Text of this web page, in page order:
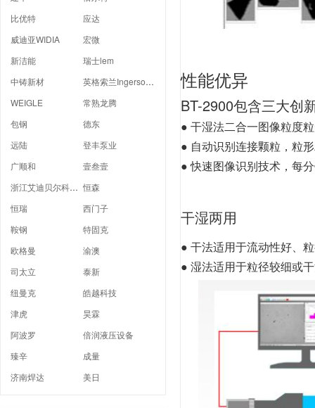
比优特
应达
威迪亚WIDIA
宏微
新洁能
瑞士lem
中铸新材
英格索兰Ingersoll Rand
WEIGLE
常熟龙腾
包钢
德东
远陆
登丰泵业
广顺和
壹叁壹
浙江艾迪贝尔科技有限公司 恒森
恒瑞
西门子
鞍钢
特固克
欧格曼
渝澳
司太立
泰新
纽曼克
皓越科技
津虎
昊霖
阿波罗
倍润液压设备
臻辛
成量
济南焊达
美日
性能优异
BT-2900包含三大创
● 干湿法二合一图像粒度
● 自动识别连接颗粒，粒
● 快速图像识别技术，每
干湿两用
● 干法适用于流动性好、
● 湿法适用于粒径较细或